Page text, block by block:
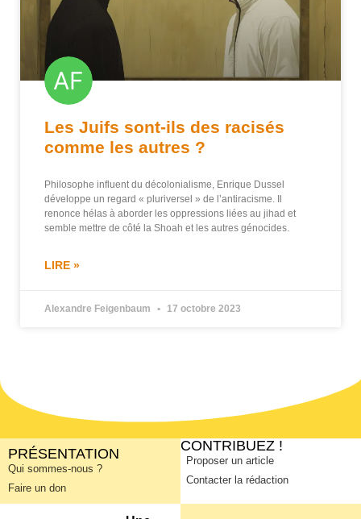
Les Juifs sont-ils des racisés
comme les autres ?
Philosophe influent du décolonialisme, Enrique Dussel
développe un regard « pluriversel » de l’antiracisme. Il
renonce hélas à aborder les oppressions liées au jihad et
semble mettre de côté la Shoah et les autres génocides.
LIRE »
Alexandre Feigenbaum 17 octobre 2023
PRÉSENTATION
Qui sommes-nous ?
Faire un don
CONTRIBUEZ !
Proposer un article
Contacter la rédaction